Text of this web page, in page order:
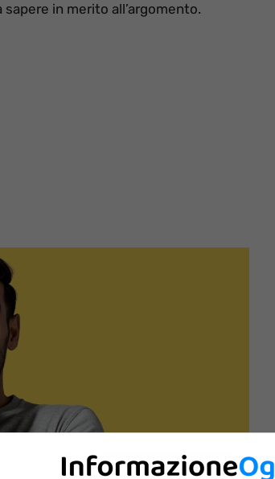
sapere in merito all’argomento.